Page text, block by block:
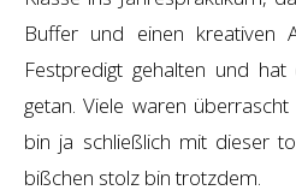
LINKS
Buffer und einen kreativen
Festpredigt gehalten und
getan. Viele waren
bin ja schließlich mit dieser
bißchen stolz bin trotzdem.